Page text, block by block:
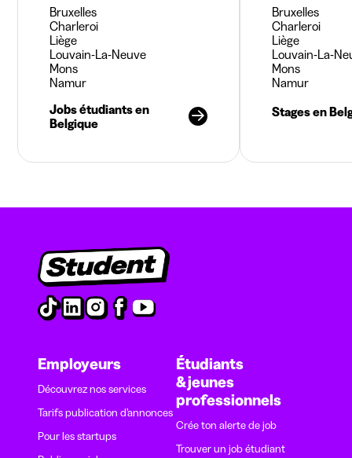
Bruxelles
Charleroi
Liège
Louvain-La-Neuve
Mons
Namur
Jobs étudiants en
Belgique
Bruxelles
Charleroi
Liège
Louvain-La-
Mons
Namur
Stages en
Employeurs
Découvrez nos services
Tarifs publication d’annonces
Pour les startups
Étudiants
& jeunes
professionnels
Crée ton alerte de job
Trouver un job étudiant